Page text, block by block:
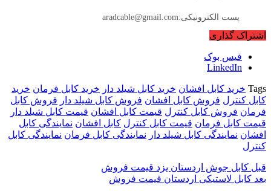
پست الکترونیکی:aradcable@gmail.com
اشتراک گذاری
فیس بوک
LinkedIn
Tags خرید کابل افشان خرید کابل شیلد دار خرید کابل فرمان خرید
کابل کنترل فروش کابل افشان فروش کابل شیلد دار فروش کابل
فرمان فروش کابل کنترل قیمت کابل افشان قیمت کابل شیلد دار
قیمت کابل فرمان قیمت کابل کنترل کابل افشان نمایندگی کابل
افشان نمایندگی کابل شیلد دار نمایندگی کابل فرمان نمایندگی کابل
کنترل
قبل کابل جوش اردستان یزد قیمت فروش
بعد کابل لاستیکی اردستان قیمت فروش